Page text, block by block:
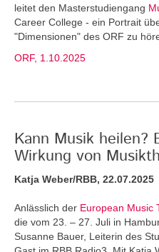
leitet den Masterstudiengang
Career College - ein Portrait
"Dimensionen" des ORF zu
ORF, 1.10.2025
Kann Musik heilen?
Wirkung von
Katja Weber/RBB, 22.07.2025
Anlässlich der European Music
die vom 23. – 27. Juli in
Susanne Bauer, Leiterin des